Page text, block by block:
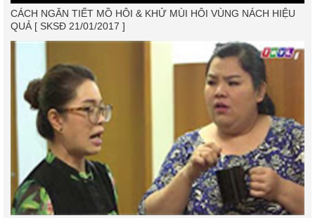
CÁCH NGĂN TIẾT MỒ HÔI & KHỬ MÙI HÔI VÙNG NÁCH HIỆU
QUẢ [ SKSĐ 21/01/2017 ]